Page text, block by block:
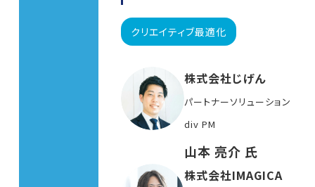
クリエイティブ最適化
株式会社じげん
パートナーソリューション
div PM
山本 亮介 氏
株式会社IMAGICA